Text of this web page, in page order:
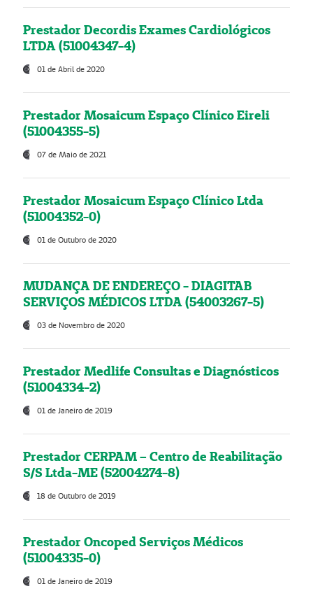
Prestador Decordis Exames Cardiológicos
LTDA (51004347-4)
01 de Abril de 2020
Prestador Mosaicum Espaço Clínico Eireli
(51004355-5)
07 de Maio de 2021
Prestador Mosaicum Espaço Clínico Ltda
(51004352-0)
01 de Outubro de 2020
MUDANÇA DE ENDEREÇO - DIAGITAB
SERVIÇOS MÉDICOS LTDA (54003267-5)
03 de Novembro de 2020
Prestador Medlife Consultas e Diagnósticos
(51004334-2)
01 de Janeiro de 2019
Prestador CERPAM – Centro de Reabilitação
S/S Ltda-ME (52004274-8)
18 de Outubro de 2019
Prestador Oncoped Serviços Médicos
(51004335-0)
01 de Janeiro de 2019